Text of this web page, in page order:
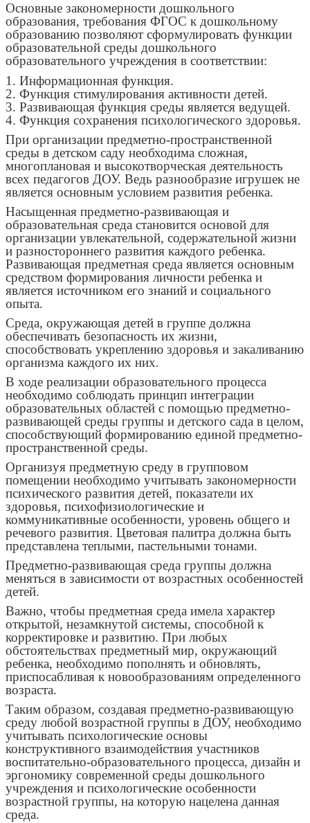
Основные закономерности дошкольного
образования, требования ФГОС к дошкольному
образованию позволяют сформулировать функции
образовательной среды дошкольного
образовательного учреждения в соответствии:
1. Информационная функция.
2. Функция стимулирования активности детей.
3. Развивающая функция среды является ведущей.
4. Функция сохранения психологического здоровья.
При организации предметно-пространственной
среды в детском саду необходима сложная,
многоплановая и высокотворческая деятельность
всех педагогов ДОУ. Ведь разнообразие игрушек не
является основным условием развития ребенка.
Насыщенная предметно-развивающая и
образовательная среда становится основой для
организации увлекательной, содержательной жизни
и разностороннего развития каждого ребенка.
Развивающая предметная среда является основным
средством формирования личности ребенка и
является источником его знаний и социального
опыта.
Среда, окружающая детей в группе должна
обеспечивать безопасность их жизни,
способствовать укреплению здоровья и закаливанию
организма каждого их них.
В ходе реализации образовательного процесса
необходимо соблюдать принцип интеграции
образовательных областей с помощью предметно-
развивающей среды группы и детского сада в целом,
способствующий формированию единой предметно-
пространственной среды.
Организуя предметную среду в групповом
помещении необходимо учитывать закономерности
психического развития детей, показатели их
здоровья, психофизиологические и
коммуникативные особенности, уровень общего и
речевого развития. Цветовая палитра должна быть
представлена теплыми, пастельными тонами.
Предметно-развивающая среда группы должна
меняться в зависимости от возрастных особенностей
детей.
Важно, чтобы предметная среда имела характер
открытой, незамкнутой системы, способной к
корректировке и развитию. При любых
обстоятельствах предметный мир, окружающий
ребенка, необходимо пополнять и обновлять,
приспосабливая к новообразованиям определенного
возраста.
Таким образом, создавая предметно-развивающую
среду любой возрастной группы в ДОУ, необходимо
учитывать психологические основы
конструктивного взаимодействия участников
воспитательно-образовательного процесса, дизайн и
эргономику современной среды дошкольного
учреждения и психологические особенности
возрастной группы, на которую нацелена данная
среда.